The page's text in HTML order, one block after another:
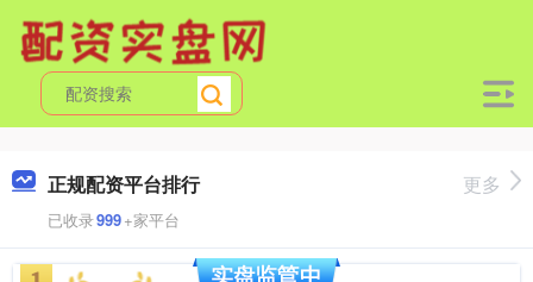
正规配资平台排行
已收录999+家平台
更多